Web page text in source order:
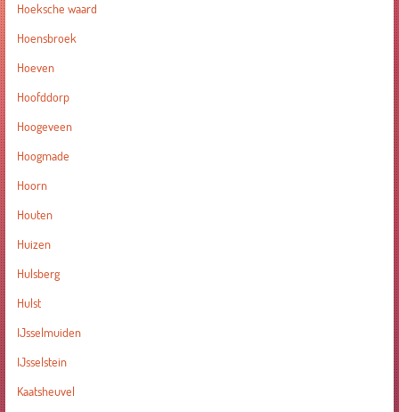
Hoeksche waard
Hoensbroek
Hoeven
Hoofddorp
Hoogeveen
Hoogmade
Hoorn
Houten
Huizen
Hulsberg
Hulst
IJsselmuiden
IJsselstein
Kaatsheuvel